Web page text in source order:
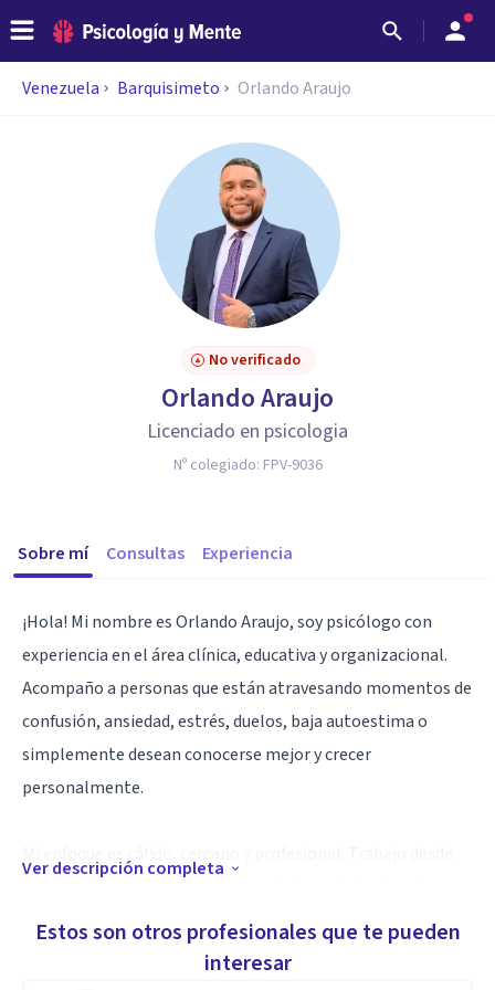
Venezuela Barquisimeto Orlando Araujo
No verificado
Orlando Araujo
Licenciado en psicologia
Nº colegiado: FPV-9036
Sobre mí Consultas Experiencia
¡Hola! Mi nombre es Orlando Araujo, soy psicólogo con
experiencia en el área clínica, educativa y organizacional.
Acompaño a personas que están atravesando momentos de
confusión, ansiedad, estrés, duelos, baja autoestima o
simplemente desean conocerse mejor y crecer
personalmente.
necesidades particulares de cada paciente. Creo firmemente
en el poder de la palabra, la escucha activa y el
Ver descripción completa
Estos son otros profesionales que te pueden
interesar